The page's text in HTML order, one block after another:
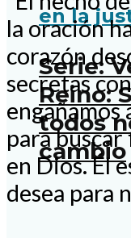
Serie:
Reino:
todos
cambio
la oración
corazón
secretas
engañamos
para
en Dios. Él
desea para